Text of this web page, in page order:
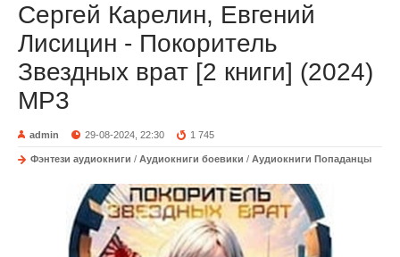
Сергей Карелин, Евгений
Лисицин - Покоритель
Звездных врат [2 книги] (2024)
МР3
admin 29-08-2024, 22:30 1 745
Фэнтези аудиокниги / Аудиокниги боевики / Аудиокниги Попаданцы